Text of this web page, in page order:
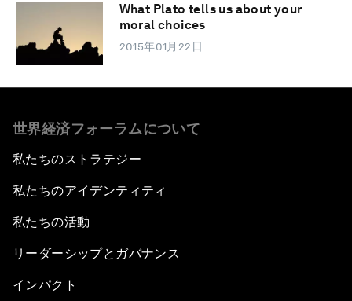
What Plato tells us about your
moral choices
2015年01月22日
世界経済フォーラムについて
私たちのストラテジー
私たちのアイデンティティ
私たちの活動
リーダーシップとガバナンス
インパクト